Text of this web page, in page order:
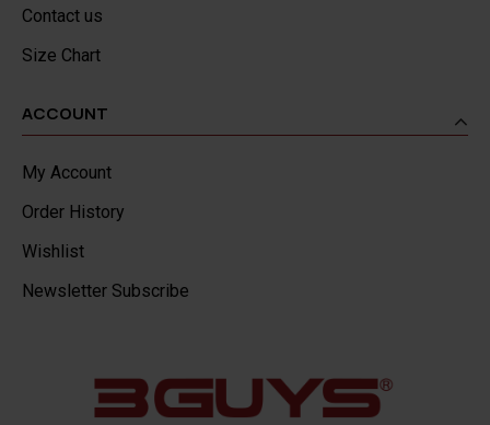
Contact us
Size Chart
ACCOUNT
My Account
Order History
Wishlist
Newsletter Subscribe